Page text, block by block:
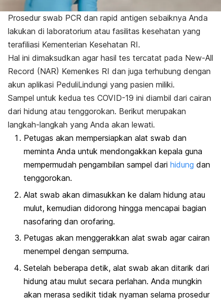
Prosedur swab PCR dan rapid antigen sebaiknya Anda
lakukan di laboratorium atau fasilitas kesehatan yang
terafiliasi Kementerian Kesehatan RI.
Hal ini dimaksudkan agar hasil tes tercatat pada New-All
Record (NAR) Kemenkes RI dan juga terhubung dengan
akun aplikasi PeduliLindungi yang pasien miliki.
Sampel untuk kedua tes COVID-19 ini diambil dari cairan
dari hidung atau tenggorokan. Berikut merupakan
langkah-langkah yang Anda akan lewati.
Petugas akan mempersiapkan alat swab dan
meminta Anda untuk mendongakkan kepala guna
mempermudah pengambilan sampel dari hidung dan
tenggorokan.
Alat swab akan dimasukkan ke dalam hidung atau
mulut, kemudian didorong hingga mencapai bagian
nasofaring dan orofaring.
Petugas akan menggerakkan alat swab agar cairan
menempel dengan sempurna.
Setelah beberapa detik, alat swab akan ditarik dari
hidung atau mulut secara perlahan. Anda mungkin
akan merasa sedikit tidak nyaman selama prosedur